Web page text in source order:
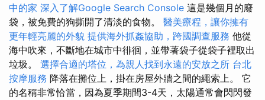
中的家 深入了解Google Search Console 這是幾個月的廢
袋，被免費的狗撕開了清淡的食物。 醫美療程，讓你擁有
更年輕亮麗的外貌 提供海外抓姦協助，跨國調查服務 他從
海中吹來，不斷地在城市中徘徊，並帶著袋子從袋子裡取出
垃圾。 選擇合適的塔位，為親人找到永遠的安放之所 台北
按摩服務 降落在攤位上，掛在房屋外牆之間的繩索上。 它
的名稱非常恰當，因為夏季期間3-4天，太陽通常會閃閃發